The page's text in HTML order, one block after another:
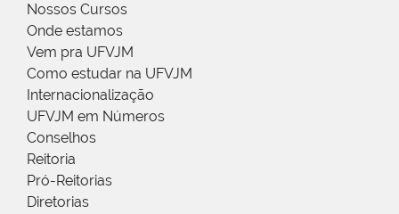
Nossos Cursos
Onde estamos
Vem pra UFVJM
Como estudar na UFVJM
Internacionalização
UFVJM em Números
Conselhos
Reitoria
Pró-Reitorias
Diretorias